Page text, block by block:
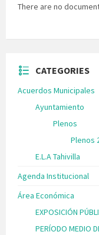
There are no
CATEGORIES
Acuerdos Municipales
Ayuntamiento
Plenos
Plenos
E.L.A Tahivilla
Agenda Institucional
Área Económica
EXPOSICIÓN
PERÍODO MEDIO